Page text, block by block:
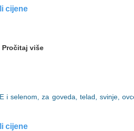
cijene
Pročitaj više
i selenom, za goveda, telad, svinje,
cijene